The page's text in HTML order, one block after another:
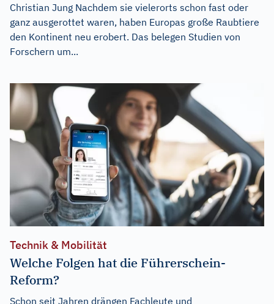
Christian Jung Nachdem sie vielerorts schon fast oder
ganz ausgerottet waren, haben Europas große Raubtiere
den Kontinent neu erobert. Das belegen Studien von
Forschern um...
Technik & Mobilität
Welche Folgen hat die Führerschein-
Reform?
Schon seit Jahren drängen Fachleute und